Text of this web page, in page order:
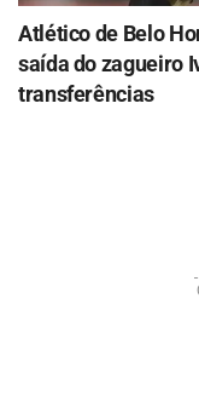
Atlético de Belo
saída do zagueiro
transferências